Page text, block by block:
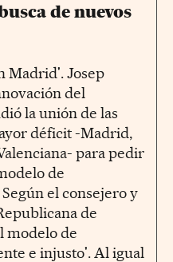
de nuevos
Madrid'. Josep
del
la unión de las
déficit -Madrid,
para pedir
de
el consejero y
de
modelo de
e injusto'. Al igual